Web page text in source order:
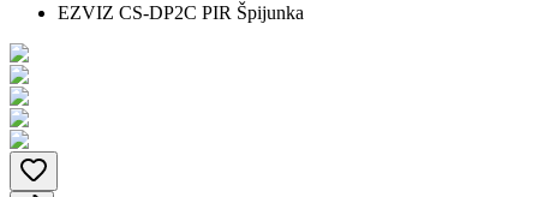
EZVIZ CS-DP2C PIR Špijunka